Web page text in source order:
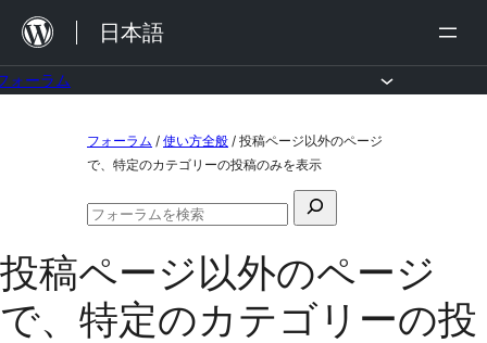
を
日本語
ォーラム
ツ
へ
ス
フォーラム / 使い方全般 / 投稿ページ以外のページ
で、特定のカテゴリーの投稿のみを表示
検
対
象:
フ
ー
ム
の
投稿ページ以外のページ
で、特定のカテゴリーの投